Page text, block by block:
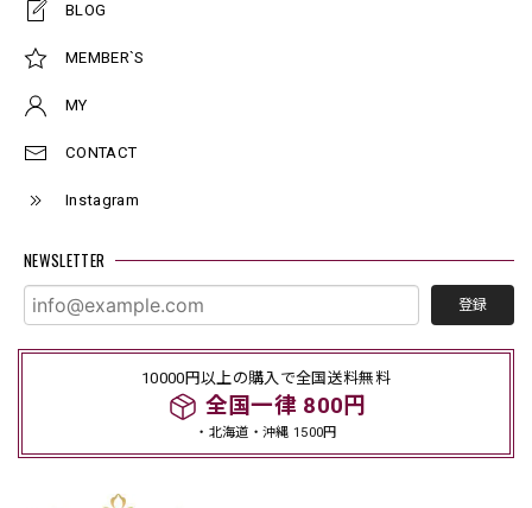
BLOG
MEMBER`S
MY
CONTACT
Instagram
NEWSLETTER
登録
10000円以上の購入で全国送料無料
全国一律 800円
・北海道・沖縄 1500円